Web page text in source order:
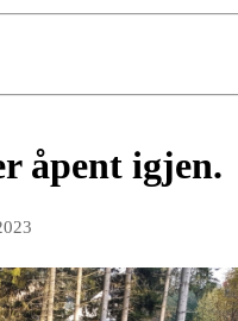
åpent igjen.